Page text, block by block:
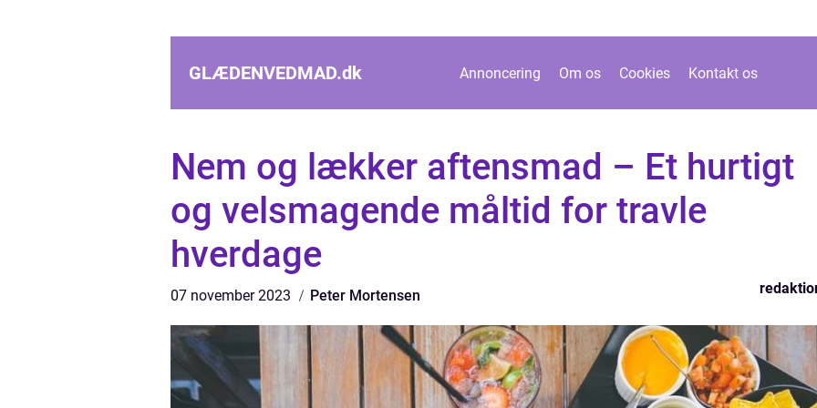
GLÆDENVEDMAD.dk Annoncering Om os Cookies Kontakt os
Nem og lækker aftensmad – Et hurtigt
og velsmagende måltid for travle
hverdage
07 november 2023 Peter Mortensen